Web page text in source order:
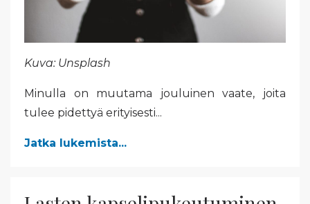
Kuva: Unsplash
Minulla on muutama jouluinen vaate, joita
tulee pidettyä erityisesti...
Jatka lukemista...